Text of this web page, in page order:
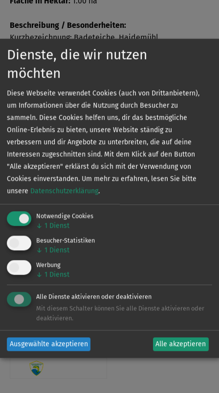
Beschreibung / Besonderheiten:
Kurzbezeichnung: Badeteiche, Haidemühl
Bezeichnung: Badeteiche, Haidemühl
Verbandsgewässer
Sonder­bestimmungen
Die genauen Sonderbestimmungen eines jeden
Gewässers können Sie kostenlos in unserer App
einsehen.
Verein
bewirtschaftet. Für weitere Informationen zu den
Befischungsrechten und Regelungen laden Sie sich bitte
unsere App herunter.
Verein
Dienste, die wir nutzen
möchten
Diese Webseite verwendet Cookies (auch von Drittanbietern),
um Informationen über die Nutzung durch Besucher zu
sammeln. Diese Cookies helfen uns, dir das bestmögliche
Online-Erlebnis zu bieten, unsere Website ständig zu
verbessern und dir Angebote zu unterbreiten, die auf deine
Interessen zugeschnitten sind. Mit dem Klick auf den Button
"Alle akzeptieren" erklärst du sich mit der Verwendung von
Cookies einverstanden. Um mehr zu erfahren, lesen Sie bitte
unsere Datenschutzerklärung.
Notwendige Cookies
↓ 1 Dienst
Besucher-Statistiken
↓ 1 Dienst
Werbung
↓ 1 Dienst
Alle Dienste aktivieren oder deaktivieren
Mit diesem Schalter können Sie alle Dienste aktivieren oder
deaktivieren.
Ausgewählte akzeptieren Alle akzeptieren